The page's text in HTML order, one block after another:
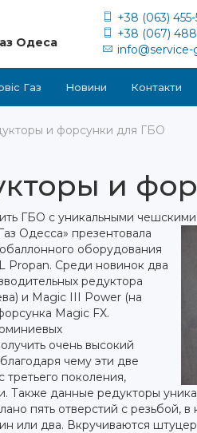
Одеса
+38 (063) 455-
+38 (067)
info@service-
Газ Новини Контакти
и форсунки для ГБО
и
ГБО с уникальными
Одесса» презентовала
оборудования
Propan. Среди новинок два
редуктора
и Magic III Power (на
Magic FX.
очень высокий
чему эти две
поколения,
Также данные редукторы
пять отверстий с резьбой, в
или два. Вкручиваются